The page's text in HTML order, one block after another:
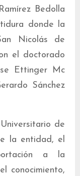
Bedolla
donde la
Nicolás de
el doctorado
Ettinger Mc
Sánchez
de
la entidad, el
a la
conocimiento,